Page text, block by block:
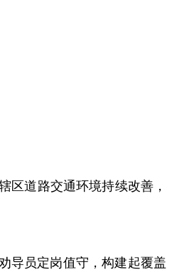
区道路交通环境持续改善，
导员定岗值守，构建起覆盖